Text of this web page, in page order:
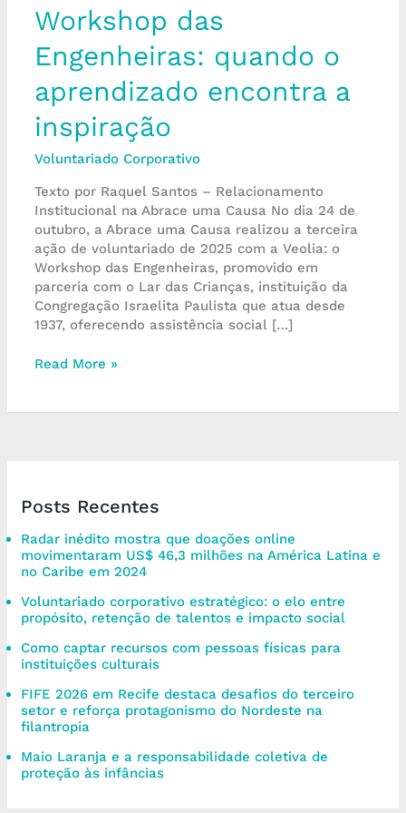
Workshop das
Engenheiras: quando o
aprendizado encontra a
inspiração
Voluntariado Corporativo
Texto por Raquel Santos – Relacionamento
Institucional na Abrace uma Causa No dia 24 de
outubro, a Abrace uma Causa realizou a terceira
ação de voluntariado de 2025 com a Veolia: o
Workshop das Engenheiras, promovido em
parceria com o Lar das Crianças, instituição da
Congregação Israelita Paulista que atua desde
1937, oferecendo assistência social […]
Read More »
Posts Recentes
Radar inédito mostra que doações online
movimentaram US$ 46,3 milhões na América Latina e
no Caribe em 2024
Voluntariado corporativo estratégico: o elo entre
propósito, retenção de talentos e impacto social
Como captar recursos com pessoas físicas para
instituições culturais
FIFE 2026 em Recife destaca desafios do terceiro
setor e reforça protagonismo do Nordeste na
filantropia
Maio Laranja e a responsabilidade coletiva de
proteção às infâncias